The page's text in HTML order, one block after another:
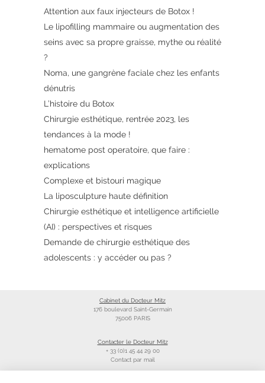
Attention aux faux injecteurs de Botox !
Le lipofilling mammaire ou augmentation des
seins avec sa propre graisse, mythe ou réalité
?
Noma, une gangrène faciale chez les enfants
dénutris
L’histoire du Botox
Chirurgie esthétique, rentrée 2023, les
tendances à la mode !
hematome post operatoire, que faire :
explications
Complexe et bistouri magique
La liposculpture haute définition
Chirurgie esthétique et intelligence artificielle
(AI) : perspectives et risques
Demande de chirurgie esthétique des
adolescents : y accéder ou pas ?
Cabinet du Docteur Mitz
176 boulevard Saint-Germain
75006 PARIS
Contacter le Docteur Mitz
+ 33 (0)1 45 44 29 00
Contact par mail